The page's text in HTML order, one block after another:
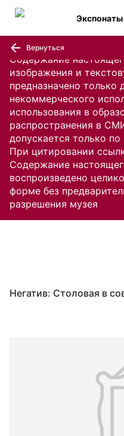
Содержание
изображения и
предназначено только
некоммерческого
использования в
распространения в
допускается только
При цитировании
Содержание
воспроизведено
форме без
разрешения музея
Экспонаты
Вернуться
Негатив: Столовая в